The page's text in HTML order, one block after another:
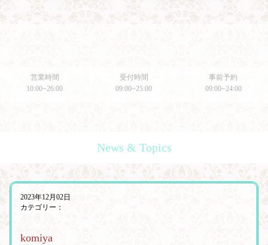
営業時間
10:00~26:00
受付時間
09:00~25:00
事前予約
09:00~24:00
News & Topics
2023年12月02日
カテゴリー：
komiya